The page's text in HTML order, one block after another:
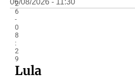
2
6
-
0
8
:
2
9
Lula